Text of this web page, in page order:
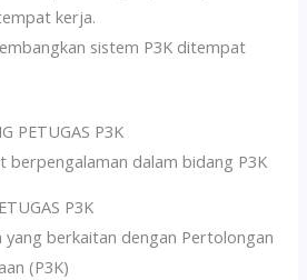
kerja.
sistem P3K ditempat
PETUGAS P3K
berpengalaman dalam bidang P3K
P3K
berkaitan dengan Pertolongan
(P3K)